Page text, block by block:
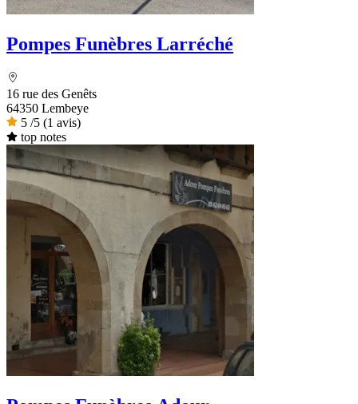
Pompes Funèbres Larréché
16 rue des Genêts
64350 Lembeye
5 /5 (1 avis)
top notes